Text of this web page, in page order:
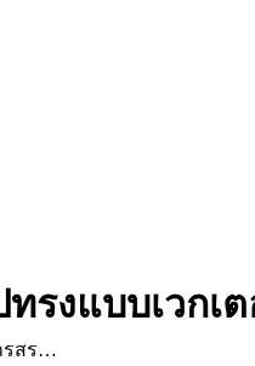
รงแบบเวกเ
รสร…